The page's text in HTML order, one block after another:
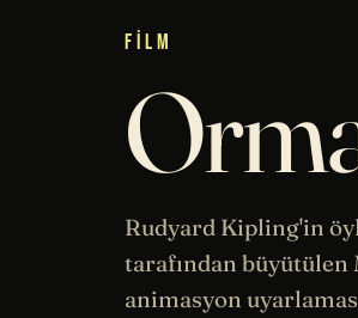
FILM
Rudyard Kipling'in
tarafından büyütülen
animasyon